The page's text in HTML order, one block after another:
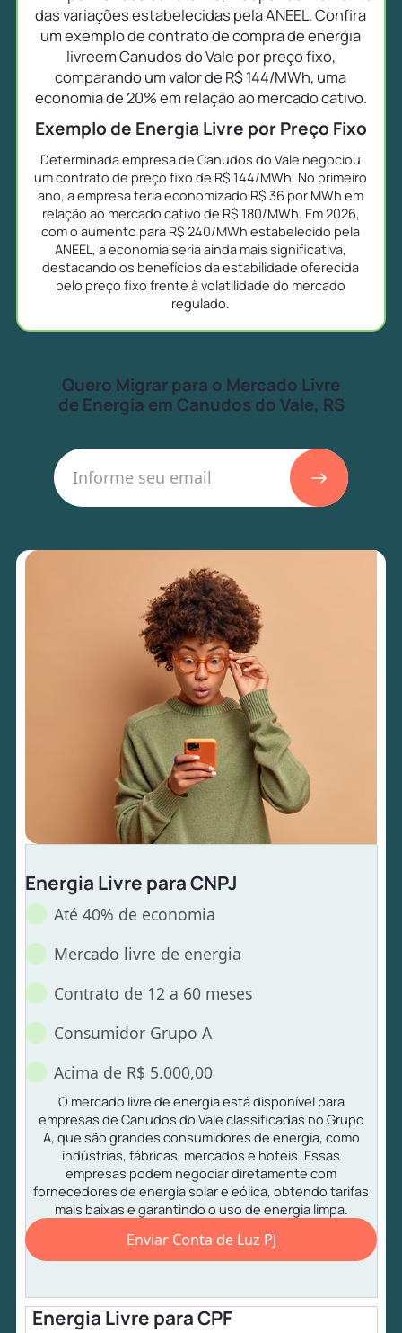
das variações estabelecidas pela ANEEL. Confira
um exemplo de contrato de compra de energia
livreem Canudos do Vale por preço fixo,
comparando um valor de R$ 144/MWh, uma
economia de 20% em relação ao mercado cativo.
Exemplo de Energia Livre por Preço Fixo
Determinada empresa de Canudos do Vale negociou
um contrato de preço fixo de R$ 144/MWh. No primeiro
ano, a empresa teria economizado R$ 36 por MWh em
relação ao mercado cativo de R$ 180/MWh. Em 2026,
com o aumento para R$ 240/MWh estabelecido pela
ANEEL, a economia seria ainda mais significativa,
destacando os benefícios da estabilidade oferecida
pelo preço fixo frente à volatilidade do mercado
regulado.
Quero Migrar para o Mercado Livre
de Energia em Canudos do Vale, RS
Energia Livre para CNPJ
Até 40% de economia
Mercado livre de energia
Contrato de 12 a 60 meses
Consumidor Grupo A
Acima de R$ 5.000,00
O mercado livre de energia está disponível para
empresas de Canudos do Vale classificadas no Grupo
A, que são grandes consumidores de energia, como
indústrias, fábricas, mercados e hotéis. Essas
empresas podem negociar diretamente com
fornecedores de energia solar e eólica, obtendo tarifas
mais baixas e garantindo o uso de energia limpa.
Enviar Conta de Luz PJ
Energia Livre para CPF